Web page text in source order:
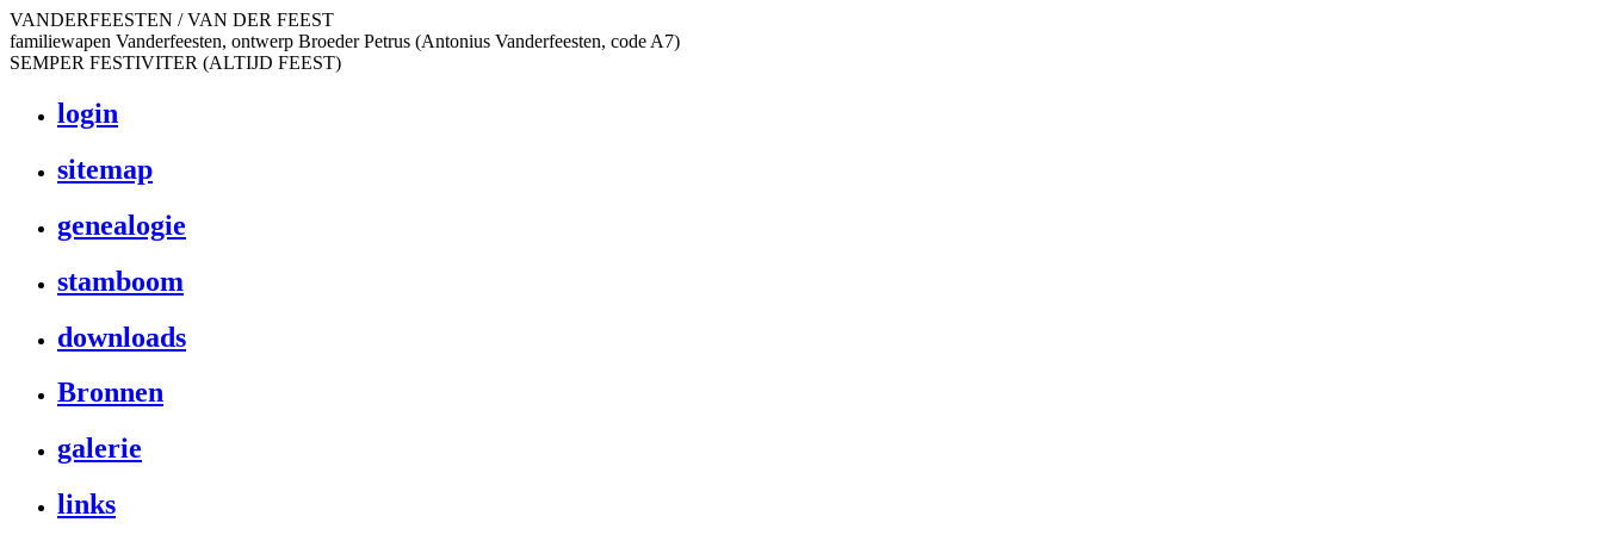
VANDERFEESTEN / VAN DER FEEST
familiewapen Vanderfeesten, ontwerp Broeder Petrus (Antonius Vanderfeesten, code A7)
SEMPER FESTIVITER (ALTIJD FEEST)
login
sitemap
genealogie
stamboom
downloads
Bronnen
galerie
links